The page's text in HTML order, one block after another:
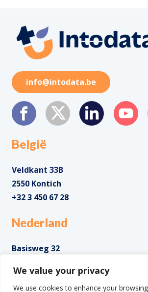
We value your privacy
We use cookies to enhance your
info@intodata.be
België
Veldkant 33B
2550 Kontich
+32 3 450 67 28
Nederland
Basisweg 32
+31 85 0285 085